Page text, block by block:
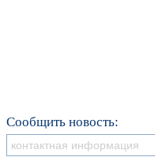
Сообщить новость: